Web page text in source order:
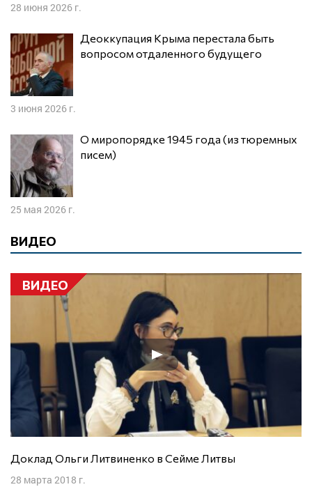
28 июня 2026 г.
Деоккупация Крыма перестала быть
вопросом отдаленного будущего
3 июня 2026 г.
О миропорядке 1945 года (из тюремных
писем)
25 мая 2026 г.
ВИДЕО
ВИДЕО
Доклад Ольги Литвиненко в Сейме Литвы
28 марта 2018 г.